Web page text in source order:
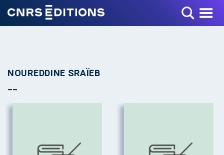
Toggle Menu
NOUREDDINE SRAÏEB